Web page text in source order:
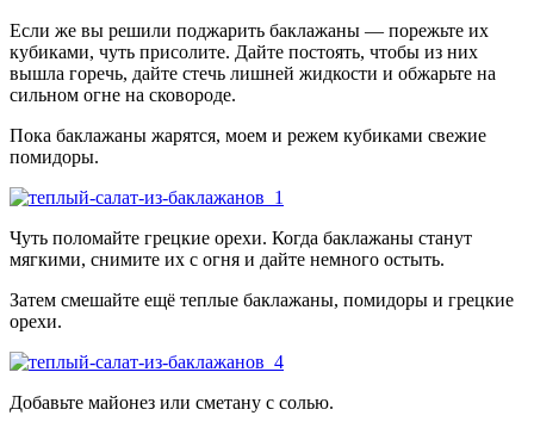
Если же вы решили поджарить баклажаны — порежьте их
кубиками, чуть присолите. Дайте постоять, чтобы из них
вышла горечь, дайте стечь лишней жидкости и обжарьте на
сильном огне на сковороде.
Пока баклажаны жарятся, моем и режем кубиками свежие
помидоры.
Чуть поломайте грецкие орехи. Когда баклажаны станут
мягкими, снимите их с огня и дайте немного остыть.
Затем смешайте ещё теплые баклажаны, помидоры и грецкие
орехи.
Добавьте майонез или сметану с солью.